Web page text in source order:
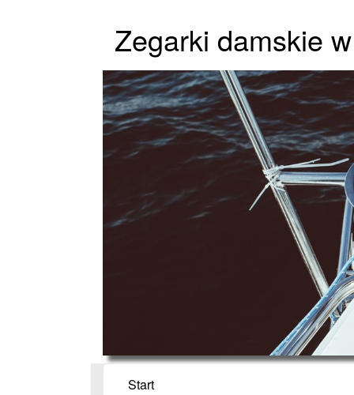
Zegarki damskie
Start